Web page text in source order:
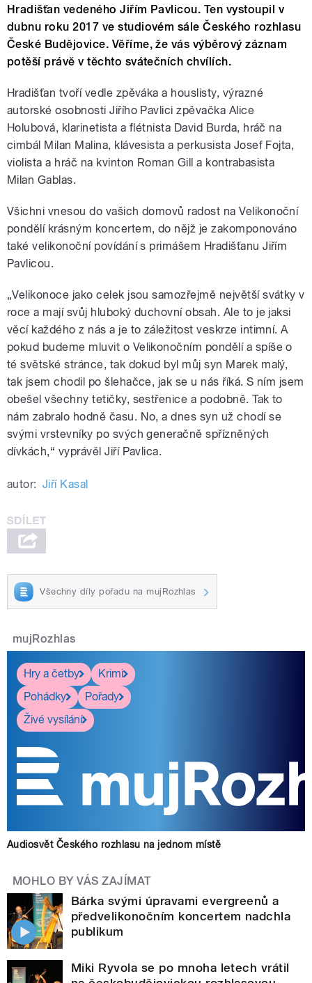
Hradišťan vedeného Jiřím Pavlicou. Ten vystoupil v
dubnu roku 2017 ve studiovém sále Českého rozhlasu
České Budějovice. Věříme, že vás výběrový záznam
potěší právě v těchto svátečních chvílích.
Hradišťan tvoří vedle zpěváka a houslisty, výrazné
autorské osobnosti Jiřího Pavlici zpěvačka Alice
Holubová, klarinetista a flétnista David Burda, hráč na
cimbál Milan Malina, klávesista a perkusista Josef Fojta,
violista a hráč na kvinton Roman Gill a kontrabasista
Milan Gablas.
Všichni vnesou do vašich domovů radost na Velikonoční
pondělí krásným koncertem, do nějž je zakomponováno
také velikonoční povídání s primášem Hradišťanu Jiřím
Pavlicou.
„Velikonoce jako celek jsou samozřejmě největší svátky v
roce a mají svůj hluboký duchovní obsah. Ale to je jaksi
věcí každého z nás a je to záležitost veskrze intimní. A
pokud budeme mluvit o Velikonočním pondělí a spíše o
té světské stránce, tak dokud byl můj syn Marek malý,
tak jsem chodil po šlehačce, jak se u nás říká. S ním jsem
obešel všechny tetičky, sestřenice a podobně. Tak to
nám zabralo hodně času. No, a dnes syn už chodí se
svými vrstevníky po svých generačně spřízněných
dívkách,“ vyprávěl Jiří Pavlica.
autor: Jiří Kasal
Všechny díly pořadu na mujRozhlas
mujRozhlas
Hry a četby
Krimi
Pohádky
Pořady
Živé vysílání
Audiosvět Českého rozhlasu na jednom místě
MOHLO BY VÁS ZAJÍMAT
Bárka svými úpravami evergreenů a
předvelikonočním koncertem nadchla
publikum
Miki Ryvola se po mnoha letech vrátil